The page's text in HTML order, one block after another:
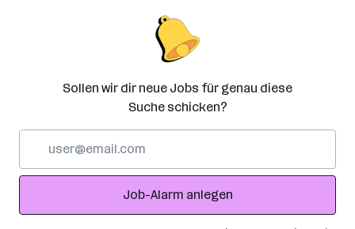
Sollen wir dir neue Jobs für genau diese
Suche schicken?
Adresse
Job-Alarm anlegen